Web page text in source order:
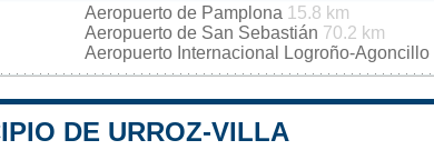
Aeropuerto de Pamplona 15.8 km
Aeropuerto de San Sebastián 70.2 km
Aeropuerto Internacional Logroño-Agoncillo
DE URROZ-VILLA